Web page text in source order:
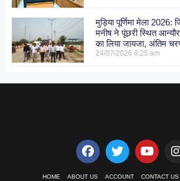
मुड़िया पूर्णिमा मेला
मनीष ने पूंछरी स्थित आन्यौर
का लिया जायजा, अंतिम
24/07/20268:25 am
HOME ABOUT US ACCOUNT CONTACT US